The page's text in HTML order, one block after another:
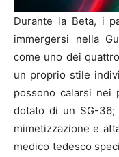
Durante la Beta, i
immergersi nella
come uno dei
un proprio stile
possono calarsi nei
dotato di un SG-36;
mimetizzazione e
medico tedesco